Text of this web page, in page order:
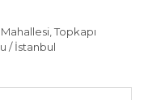
Topkapı
/ İstanbul